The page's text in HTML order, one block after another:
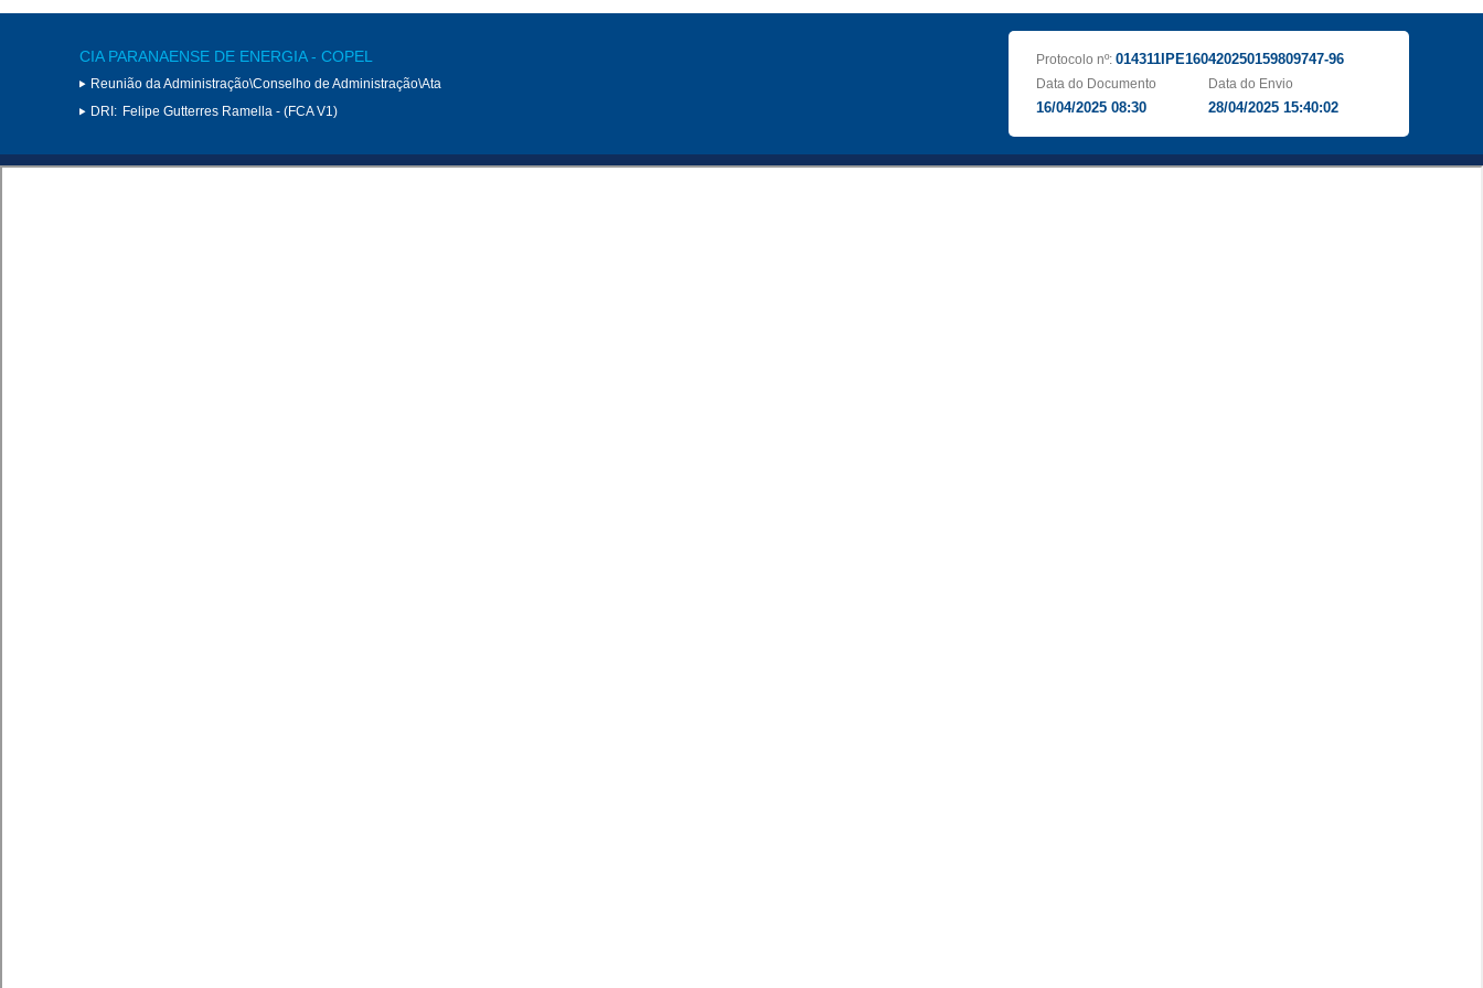
CIA PARANAENSE DE ENERGIA - COPEL
Reunião da Administração\Conselho de Administração\Ata
DRI: Felipe Gutterres Ramella - (FCA V1)
Protocolo nº: 014311IPE160420250159809747-96
Data do Documento
16/04/2025 08:30
Data do Envio
28/04/2025 15:40:02